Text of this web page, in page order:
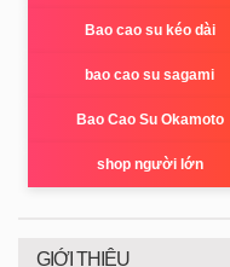
Bao cao su kéo dài
bao cao su sagami
Bao Cao Su Okamoto
shop người lớn
GIỚI THIỆU